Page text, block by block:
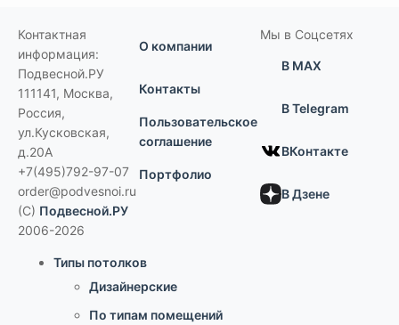
Контактная
информация:
Подвесной.РУ
111141, Москва,
Россия,
ул.Кусковская,
д.20А
+7(495)792-97-07
order@podvesnoi.ru
(C) Подвесной.РУ
2006-2026
О компании
Контакты
Пользовательское
соглашение
Портфолио
Мы в Соцсетях
В MAX
В Telegram
ВКонтакте
В Дзене
Типы потолков
Дизайнерские
По типам помещений